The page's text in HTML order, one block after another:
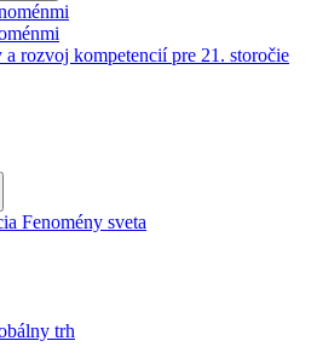
rozvoj kompetencií pre 21. storočie
Fenomény sveta
trh